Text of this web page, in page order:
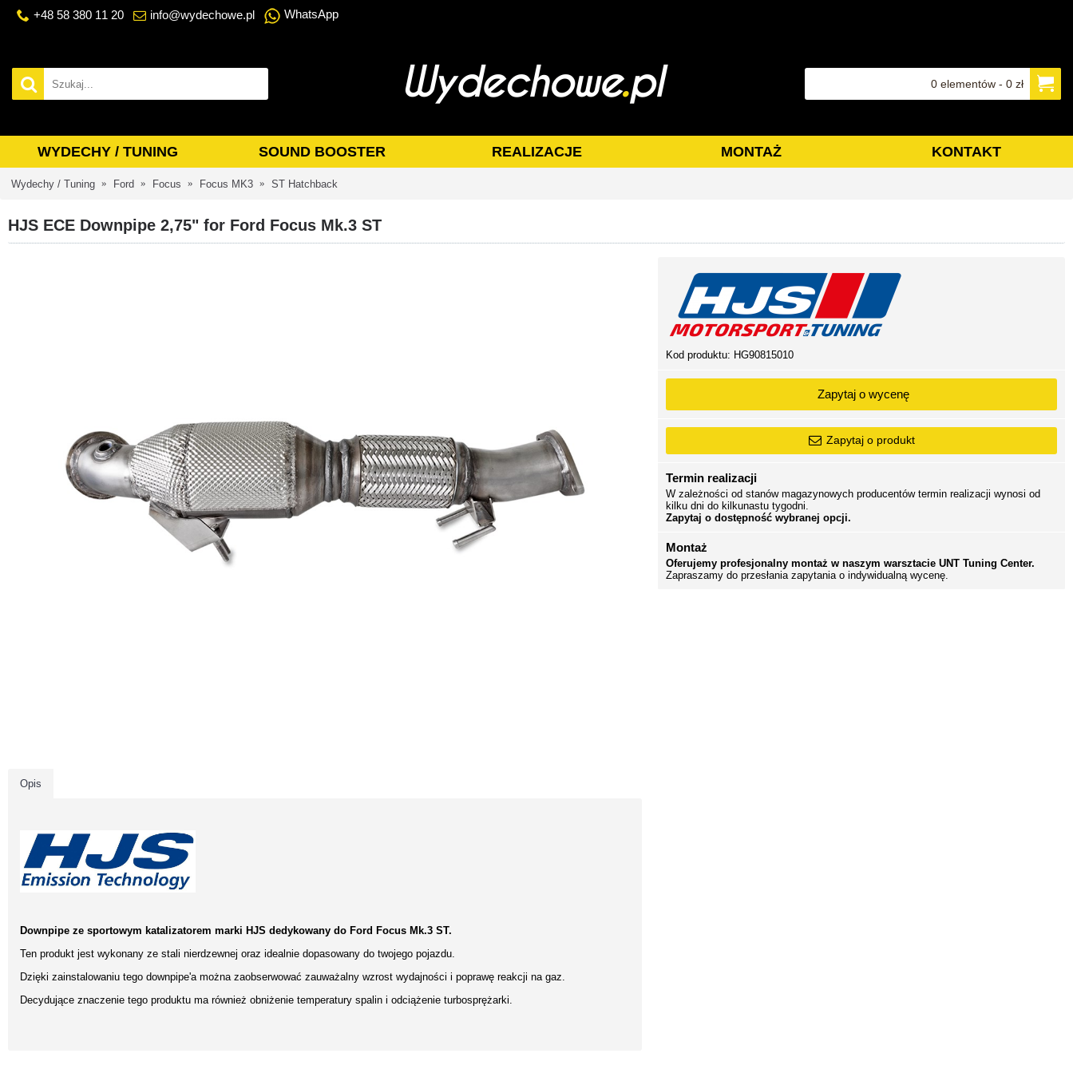
+48 58 380 11 20 info@wydechowe.pl WhatsApp
0 elementów - 0 zł
WYDECHY / TUNING SOUND BOOSTER REALIZACJE MONTAŻ KONTAKT
Wydechy / Tuning Ford Focus Focus MK3 ST Hatchback
HJS ECE Downpipe 2,75" for Ford Focus Mk.3 ST
Opis
Downpipe ze sportowym katalizatorem marki HJS dedykowany do Ford Focus Mk.3 ST.
Ten produkt jest wykonany ze stali nierdzewnej oraz idealnie dopasowany do twojego pojazdu.
Dzięki zainstalowaniu tego downpipe'a można zaobserwować zauważalny wzrost wydajności i poprawę reakcji na gaz.
Decydujące znaczenie tego produktu ma również obniżenie temperatury spalin i odciążenie turbosprężarki.
Kod produktu: HG90815010
Zapytaj o wycenę
Zapytaj o produkt
Termin realizacji
W zależności od stanów magazynowych producentów termin realizacji wynosi od
kilku dni do kilkunastu tygodni.
Zapytaj o dostępność wybranej opcji.
Montaż
Oferujemy profesjonalny montaż w naszym warsztacie UNT Tuning Center.
Zapraszamy do przesłania zapytania o indywidualną wycenę.